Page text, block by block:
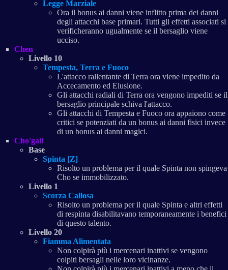
Legge Marziale
Ora il bonus ai danni viene inflitto prima dei danni
degli attacchi base primari. Tutti gli effetti associati si
verificheranno ugualmente se il bersaglio viene
ucciso.
Chen
Livello 10
Tempesta, Terra e Fuoco
L'attacco rallentante di Terra ora viene impedito da
Accecamento ed Elusione.
Gli attacchi radiali di Terra ora vengono impediti se il
bersaglio principale schiva l'attacco.
Gli attacchi di Tempesta e Fuoco ora appaiono come
critici se potenziati da un bonus ai danni fisici invece
di un bonus ai danni magici.
Cho'gall
Base
Spinta [Z]
Risolto un problema per il quale Spinta non spingeva
Cho se immobilizzato.
Livello 1
Scorza Callosa
Risolto un problema per il quale Spinta e altri effetti
di respinta disabilitavano temporaneamente i benefici
di questo talento.
Livello 20
Fiamma Alimentata
Non colpirà più i mercenari inattivi se vengono
colpiti bersagli nelle loro vicinanze.